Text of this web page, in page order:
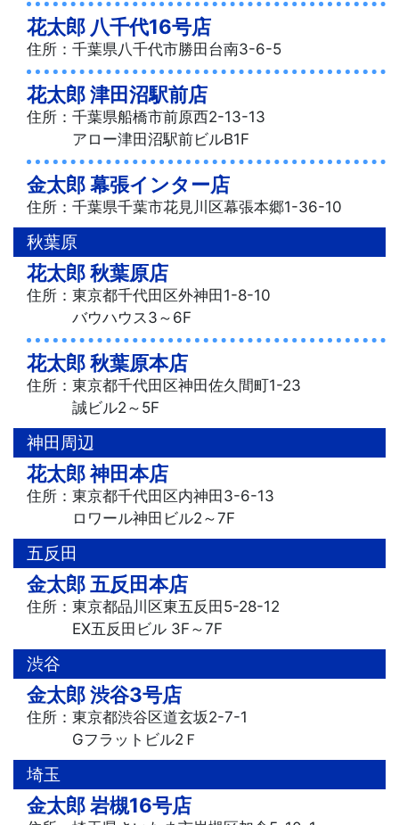
花太郎 八千代16号店
住所：千葉県八千代市勝田台南3-6-5
花太郎 津田沼駅前店
住所：千葉県船橋市前原西2-13-13
アロー津田沼駅前ビルB1F
金太郎 幕張インター店
住所：千葉県千葉市花見川区幕張本郷1-36-10
秋葉原
花太郎 秋葉原店
住所：東京都千代田区外神田1-8-10
バウハウス3～6F
花太郎 秋葉原本店
住所：東京都千代田区神田佐久間町1-23
誠ビル2～5F
神田周辺
花太郎 神田本店
住所：東京都千代田区内神田3-6-13
ロワール神田ビル2～7F
五反田
金太郎 五反田本店
住所：東京都品川区東五反田5-28-12
EX五反田ビル 3F～7F
渋谷
金太郎 渋谷3号店
住所：東京都渋谷区道玄坂2-7-1
Gフラットビル2Ｆ
埼玉
金太郎 岩槻16号店